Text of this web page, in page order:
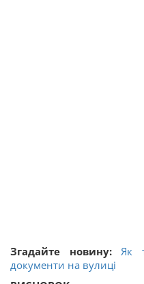
Згадайте новину: Як
документи на вулиці